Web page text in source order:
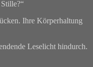
Ihre Körperhaltung
Leselicht hindurch.